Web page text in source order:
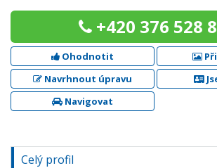
+420 376 528
Ohodnotit
Navrhnout úpravu
Navigovat
Celý profil